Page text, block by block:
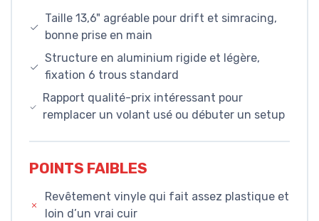
Taille 13,6" agréable pour drift et simracing,
bonne prise en main
Structure en aluminium rigide et légère,
fixation 6 trous standard
Rapport qualité-prix intéressant pour
remplacer un volant usé ou débuter un setup
POINTS FAIBLES
Revêtement vinyle qui fait assez plastique et
loin d’un vrai cuir